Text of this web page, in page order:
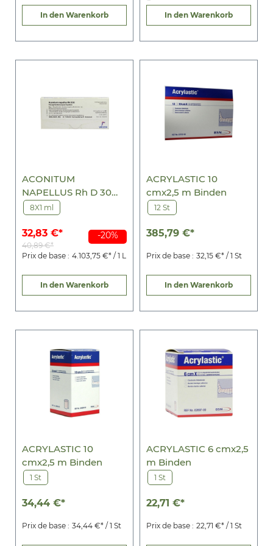
In den Warenkorb
In den Warenkorb
-20%
ACONITUM
NAPELLUS Rh D 30
Ampullen
8X1 ml
32,83 €*
40,89 €*
Prix de base : 4.103,75 €* / 1 L
In den Warenkorb
ACRYLASTIC 10
cmx2,5 m Binden
12 St
385,79 €*
Prix de base : 32,15 €* / 1 St
In den Warenkorb
ACRYLASTIC 10
cmx2,5 m Binden
1 St
34,44 €*
Prix de base : 34,44 €* / 1 St
ACRYLASTIC 6 cmx2,5
m Binden
1 St
22,71 €*
Prix de base : 22,71 €* / 1 St